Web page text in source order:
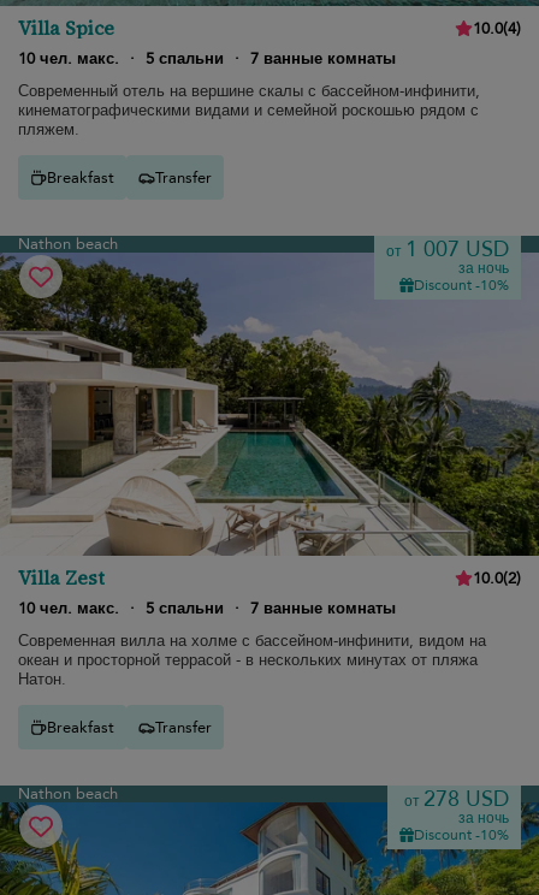
Villa Spice 10.0(4)
10 чел. макс.
· 5 спальни · 7 ванные комнаты
Современный отель на вершине скалы с бассейном-инфинити,
кинематографическими видами и семейной роскошью рядом с
пляжем.
Breakfast Transfer
Nathon beach от 1 007 USD
за ночь
Discount -10%
Villa Zest 10.0(2)
10 чел. макс.
· 5 спальни · 7 ванные комнаты
Современная вилла на холме с бассейном-инфинити, видом на
океан и просторной террасой - в нескольких минутах от пляжа
Натон.
Breakfast Transfer
Nathon beach от 278 USD
за ночь
Discount -10%